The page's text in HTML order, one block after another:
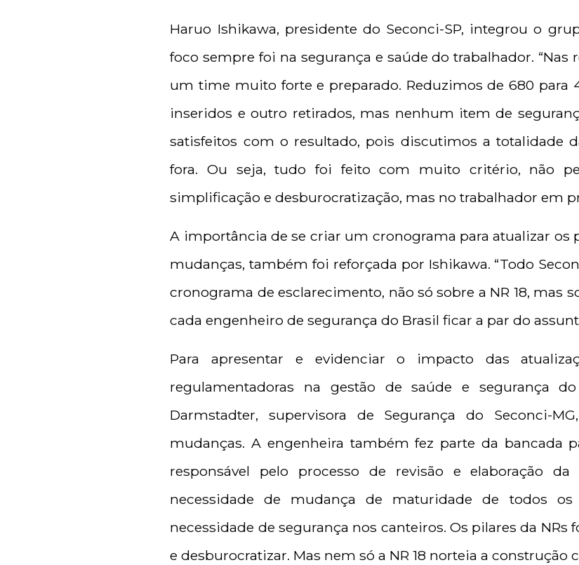
Haruo Ishikawa, presidente do Seconci-SP, integrou o
foco sempre foi na segurança e saúde do trabalhador. “Nas
um time muito forte e preparado. Reduzimos de 680 para
inseridos e outro retirados, mas nenhum item de
satisfeitos com o resultado, pois discutimos a totalidade
fora. Ou seja, tudo foi feito com muito critério, não
simplificação e desburocratização, mas no trabalhador em
A importância de se criar um cronograma para atualizar os
mudanças, também foi reforçada por Ishikawa. “Todo
cronograma de esclarecimento, não só sobre a NR 18, mas
cada engenheiro de segurança do Brasil ficar a par do
Para apresentar e evidenciar o impacto das
regulamentadoras na gestão de saúde e segurança
Darmstadter, supervisora de Segurança do Seconci-
mudanças. A engenheira também fez parte da bancada
responsável pelo processo de revisão e elaboração
necessidade de mudança de maturidade de todos
necessidade de segurança nos canteiros. Os pilares da
e desburocratizar. Mas nem só a NR 18 norteia a construção